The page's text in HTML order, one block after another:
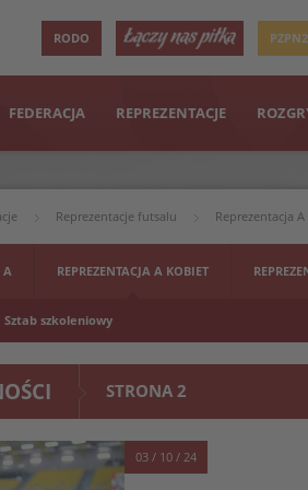
RODO
FEDERACJA REPREZENTACJE
Reprezentacje futsalu Reprezentacja
A REPREZENTACJA A KOBIET
Sztab szkoleniowy
STRONA 2
03 / 10 / 24